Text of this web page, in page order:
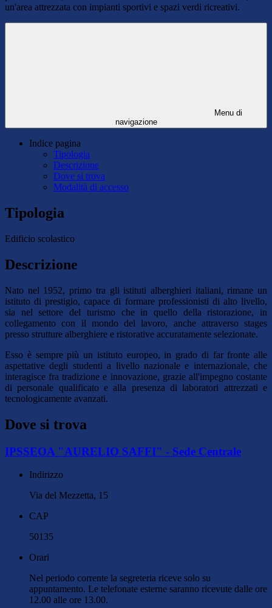
un'area attrezzata con impianti sportivi e spazi verdi ricreativi.
Menu di
navigazione
Indice pagina
Tipologia
Descrizione
Dove si trova
Modalità di accesso
Tipologia
Edificio scolastico
Descrizione
Nato nel 1952, primo tra gli istituti alberghieri italiani, rimane un
istituto di prestigio, capace di formare professionisti di alto livello,
sia nel settore del turismo che in quello della ristorazione, in
collegamento con il mondo del lavoro, anche attraverso stages
presso strutture alberghiere e ristorative accuratamente selezionate.
Esso è sempre più un istituto europeo, in grado di far fronte alle
aspettative degli studenti a livello nazionale e internazionale, che
interagisce fra tradizione e innovazione, grazie all'impegno costante
di personale qualificato e alla presenza di laboratori attrezzati e
tecnologicamente avanzati.
Dove si trova
IPSSEOA "AURELIO SAFFI" - Sede Centrale
Indirizzo
Via del Mezzetta, 15
CAP
50135
Orari
Nel periodo corrente la segreteria riceve solo su
appuntamento. Le telefonate esterne saranno ricevute dalle ore
12.00 alle ore 13.00.